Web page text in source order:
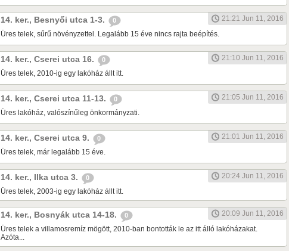
14. ker., Besnyői utca 1-3. 0
21:21 Jun 11, 2016
Üres telek, sűrű növényzettel. Legalább 15 éve nincs rajta beépítés.
14. ker., Cserei utca 16. 0
21:10 Jun 11, 2016
Üres telek, 2010-ig egy lakóház állt itt.
14. ker., Cserei utca 11-13. 0
21:05 Jun 11, 2016
Üres lakóház, valószínűleg önkormányzati.
14. ker., Cserei utca 9. 0
21:01 Jun 11, 2016
Üres telek, már legalább 15 éve.
14. ker., Ilka utca 3. 0
20:24 Jun 11, 2016
Üres telek, 2003-ig egy lakóház állt itt.
14. ker., Bosnyák utca 14-18. 0
20:09 Jun 11, 2016
Üres telek a villamosremíz mögött, 2010-ban bontották le az itt álló lakóházakat.
Azóta...